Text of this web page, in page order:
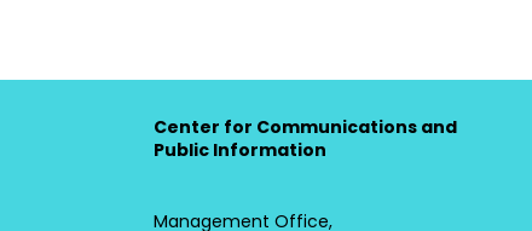
Center for Communications and
Public Information
Management Office,